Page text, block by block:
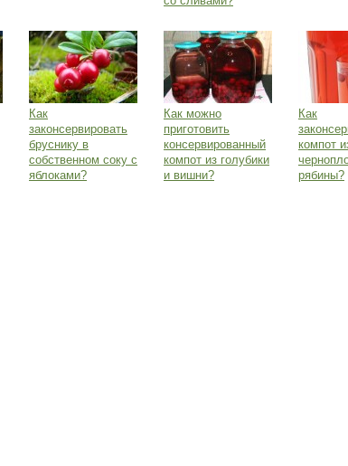
Как
законсервировать
бруснику в
собственном соку с
яблоками?
Как можно
приготовить
консервированный
компот из голубики
и вишни?
Как
компот
рябины?